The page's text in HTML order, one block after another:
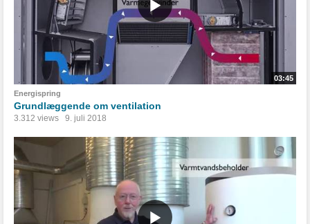
03:45
Energispring
Grundlæggende om ventilation
3.312 views 9. juli 2018